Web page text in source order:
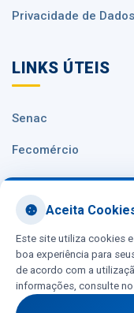
Privacidade de Dados
LINKS ÚTEIS
Senac
Fecomércio
Sesc Nacional
CNC Aceita
Este site utiliza cookies
boa experiência para
de acordo com a
informações, consulte